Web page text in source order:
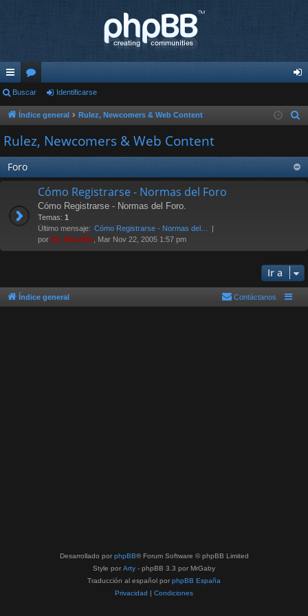
nl
ac
es
rá
pi
or
os nti
ar
se
Buscar Identificarse
Índice general Rulez, Newcomers & Web Content
Rulez, Newcomers & Web Content
Foro
Cómo Registrarse - Normas del Foro
Cómo Registrarse - Normas del Foro.
Temas: 1
Último mensaje: Cómo Registrarse - Normas del…
por Da_BaszMo , Mar Nov 22, 2005 1:57 pm
Ir a
Índice general Contáctanos
Desarrollado por phpBB® Forum Software © phpBB Limited
Style por Arty - phpBB 3.3 por MrGaby
Traducción al español por phpBB España
Privacidad | Condiciones